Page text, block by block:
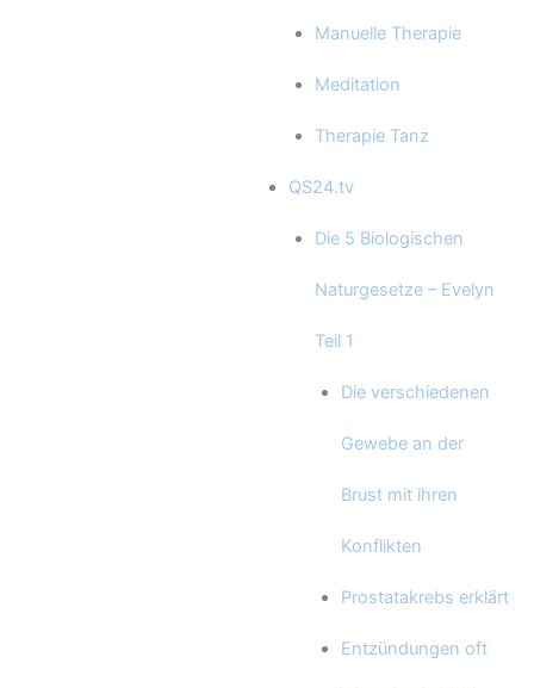
Manuelle Therapie
Meditation
Therapie Tanz
QS24.tv
Die 5 Biologischen
Naturgesetze – Evelyn
Teil 1
Die verschiedenen
Gewebe an der
Brust mit ihren
Konflikten
Prostatakrebs erklärt
Entzündungen oft